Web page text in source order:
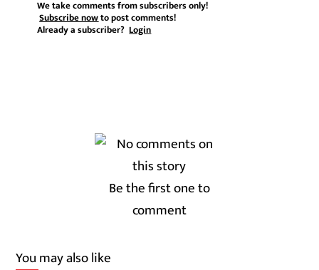
We take comments from subscribers only!
Subscribe nowto post comments!
Already a subscriber?Login
Be the first one to
comment
You may also like